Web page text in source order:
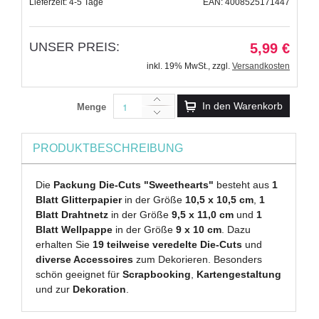
Lieferzeit: 4-5 Tage
EAN: 4008525171447
UNSER PREIS: 5,99 €
inkl. 19% MwSt., zzgl. Versandkosten
Menge In den Warenkorb
PRODUKTBESCHREIBUNG
Die Packung Die-Cuts "Sweethearts" besteht aus1
Blatt Glitterpapierin der Größe10,5 x 10,5 cm,1
Blatt Drahtnetz in der Größe9,5 x 11,0 cm und1
Blatt Wellpappe in der Größe9 x 10 cm. Dazu
erhalten Sie 19 teilweise veredelte Die-Cuts und
diverse Accessoires zum Dekorieren. Besonders
schön geeignet fürScrapbooking, Kartengestaltung
und zur Dekoration.